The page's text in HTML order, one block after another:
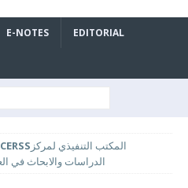
E-NOTES EDITORIAL
المكتب التنفيذي لمركز
الدراسات والابحاث في